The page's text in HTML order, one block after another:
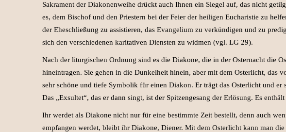
Sakrament der Diakonenweihe drückt auch Ihnen ein Siegel auf, das nicht
es, dem Bischof und den Priestern bei der Feier der heiligen Eucharistie zu
der Eheschließung zu assistieren, das Evangelium zu verkündigen und zu
sich den verschiedenen karitativen Diensten zu widmen (vgl. LG 29).
Nach der liturgischen Ordnung sind es die Diakone, die in der Osternacht die
hineintragen. Sie gehen in die Dunkelheit hinein, aber mit dem Osterlicht, das
sehr schöne und tiefe Symbolik für einen Diakon. Er trägt das Osterlicht und er
Das „Exsultet“, das er dann singt, ist der Spitzengesang der Erlösung. Es
Ihr werdet als Diakone nicht nur für eine bestimmte Zeit bestellt, denn auch
empfangen werdet, bleibt ihr Diakone, Diener. Mit dem Osterlicht kann man